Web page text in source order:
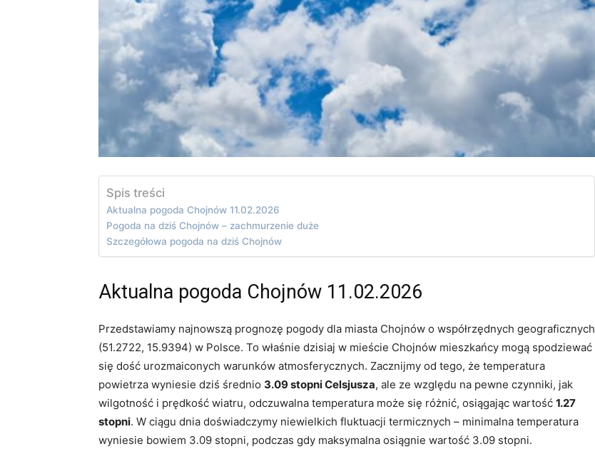
Spis treści
Aktualna pogoda Chojnów 11.02.2026
Pogoda na dziś Chojnów – zachmurzenie duże
Szczegółowa pogoda na dziś Chojnów
Aktualna pogoda Chojnów 11.02.2026
Przedstawiamy najnowszą prognozę pogody dla miasta Chojnów o współrzędnych geograficznych
(51.2722, 15.9394) w Polsce. To właśnie dzisiaj w mieście Chojnów mieszkańcy mogą spodziewać
się dość urozmaiconych warunków atmosferycznych. Zacznijmy od tego, że temperatura
powietrza wyniesie dziś średnio 3.09 stopni Celsjusza, ale ze względu na pewne czynniki, jak
wilgotność i prędkość wiatru, odczuwalna temperatura może się różnić, osiągając wartość 1.27
stopni. W ciągu dnia doświadczymy niewielkich fluktuacji termicznych – minimalna temperatura
wyniesie bowiem 3.09 stopni, podczas gdy maksymalna osiągnie wartość 3.09 stopni.